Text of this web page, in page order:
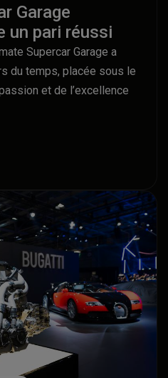
Garage
un pari réussi
Supercar Garage a
du temps, placée sous le
et de l’excellence